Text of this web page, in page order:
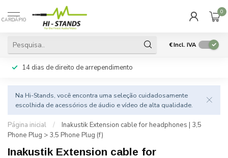
CARDÁPIO
0
€Incl. IVA
14 dias de direito de arrependimento
Na Hi-Stands, você encontra uma seleção cuidadosamente
escolhida de acessórios de áudio e vídeo de alta qualidade.
Página inicial /
Inakustik Extension cable for headphones | 3,5
Phone Plug > 3,5 Phone Plug (f)
Inakustik Extension cable for